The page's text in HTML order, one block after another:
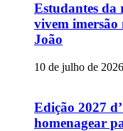
Estudantes da
vivem
João
10 de julho de 2026
Edição 2027
homenagear